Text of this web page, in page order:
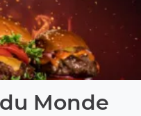
Monde